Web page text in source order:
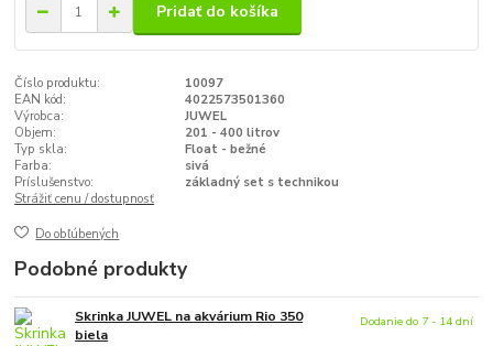
Pridať do košíka
Číslo produktu:
10097
EAN kód:
4022573501360
Výrobca:
JUWEL
Objem:
201 - 400 litrov
Typ skla:
Float - bežné
Farba:
sivá
Príslušenstvo:
základný set s technikou
Strážiť cenu / dostupnosť
Do obľúbených
Podobné produkty
Skrinka JUWEL na akvárium Rio 350
biela
Dodanie do 7 - 14 dní